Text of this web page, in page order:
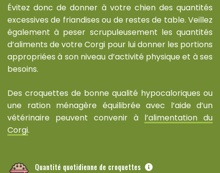
Évitez donc de donner à votre chien des quantités
excessives de friandises ou de restes de table. Veillez
également à peser scrupuleusement les quantités
d’aliments de votre Corgi pour lui donner les portions
appropriées à son niveau d’activité physique et à ses
besoins.
Des croquettes de bonne qualité hypocaloriques ou
une ration ménagère équilibrée avec l’aide d’un
vétérinaire peuvent convenir à l’alimentation du
Corgi.
Quantité quotidienne de croquettes